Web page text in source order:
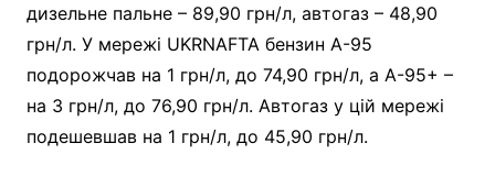
дизельне пальне – 89,90 грн/л, автогаз – 48,90
грн/л. У мережі UKRNAFTA бензин А-95
подорожчав на 1 грн/л, до 74,90 грн/л, а А-95+ –
на 3 грн/л, до 76,90 грн/л. Автогаз у цій мережі
подешевшав на 1 грн/л, до 45,90 грн/л.